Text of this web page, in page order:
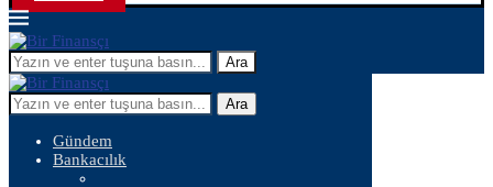
Ara
Ara
Gündem
Bankacılık